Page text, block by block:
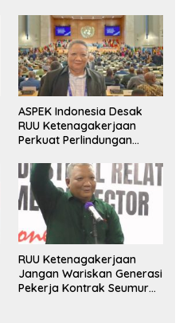
ASPEK Indonesia Desak
RUU Ketenagakerjaan
Perkuat Perlindungan
Pesangon
RUU Ketenagakerjaan
Jangan Wariskan Generasi
Pekerja Kontrak Seumur